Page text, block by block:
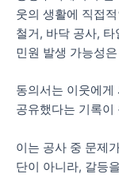
웃의 생활에 직접
철거, 바닥 공사,
민원 발생 가능성
동의서는 이웃에게
공유했다는 기록이
이는 공사 중 문제
단이 아니라, 갈등